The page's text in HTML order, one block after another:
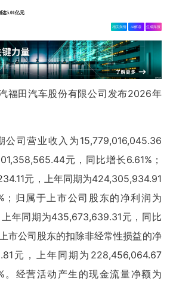
达5.01亿元
相关舆情 AI解读 生成海报
福田汽车股份有限公司发布2026年
司营业收入为15,779,016,045.36
元，同比增长6.61%；
元，上年同期为424,305,934.91
；归属于上市公司股东的净利润为
年同期为435,673,639.31元，同比
市公司股东的扣除非经常性损益的净
元，上年同期为228,456,064.67
。经营活动产生的现金流量净额为